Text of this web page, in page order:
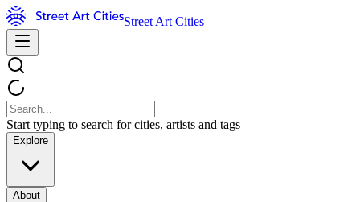
Street Art Cities
Start typing to search for cities, artists and tags
Explore
About